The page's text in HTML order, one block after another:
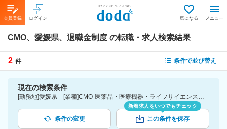
会員登録 ログイン 気になる メニュー
CMO、愛媛県、退職金制度 の転職・求人検索結果
2 件 条件で並び替え
現在の検索条件
[勤務地]愛媛県 [業種]CMO-医薬品・医療機器・ライフサイエンス・医療系サービス [詳細条件](待遇・福利厚生)退職金制度
条件の変更
新着求人をいつでもチェック
この条件を保存